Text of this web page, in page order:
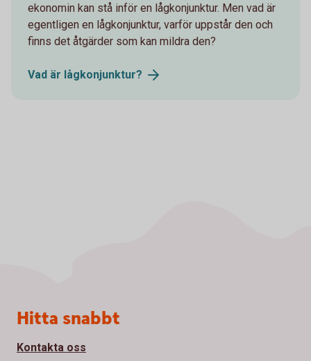
ekonomin kan stå inför en lågkonjunktur. Men vad är
egentligen en lågkonjunktur, varför uppstår den och
finns det åtgärder som kan mildra den?
Vad är lågkonjunktur?
Sidfot
Hitta snabbt
Kontakta oss